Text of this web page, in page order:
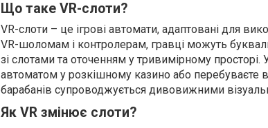
Що таке VR-слоти?
VR-слоти – це ігрові автомати, адаптовані для
VR-шоломам і контролерам, гравці можуть
зі слотами та оточенням у тривимірному
автоматом у розкішному казино або перебуваєте
барабанів супроводжується дивовижними
Як VR змінює слоти?